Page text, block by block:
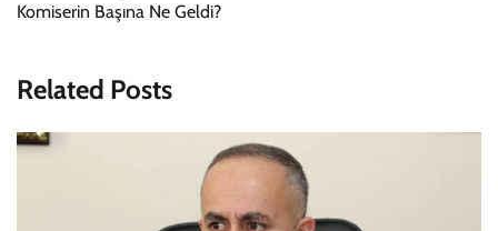
Komiserin Başına Ne Geldi?
Related Posts